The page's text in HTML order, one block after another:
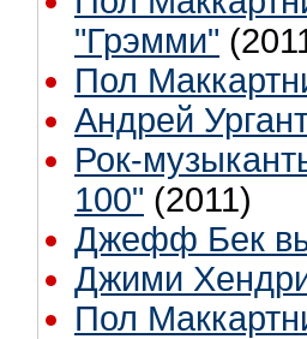
"Грэмми"
Пол
Андрей
Рок-
100" (2011)
Джефф Бек
Джими
Пол